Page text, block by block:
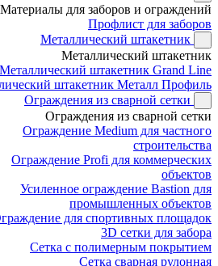
Материалы для заборов и ограждений
Профлист для заборов
Металлический штакетник
Металлический штакетник
Металлический штакетник Grand Line
штакетник Металл Профиль
Ограждения из сварной сетки
Ограждения из сварной сетки
Ограждение Medium для частного
строительства
Ограждение Profi для коммерческих
объектов
Усиленное ограждение Bastion для
промышленных объектов
для спортивных площадок
3D сетки для забора
Сетка с полимерным покрытием
Сетка сварная рулонная